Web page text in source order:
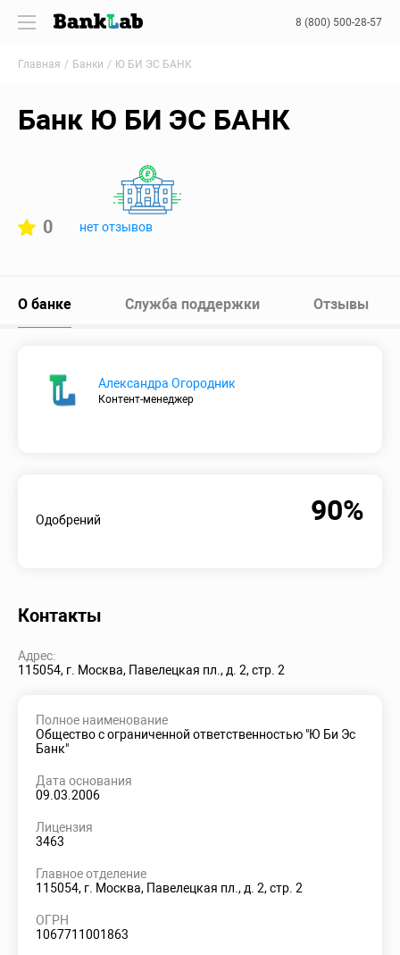
8 (800) 500-28-57
Главная Банки Ю БИ ЭС БАНК
Банк Ю БИ ЭС БАНК
0 нет отзывов
О банке Служба поддержки Отзывы
Александра Огородник
Контент-менеджер
Одобрений 90%
Контакты
Адрес:
115054, г. Москва, Павелецкая пл., д. 2, стр. 2
Полное наименование
Общество с ограниченной ответственностью "Ю Би Эс
Банк"
Дата основания
09.03.2006
Лицензия
3463
Главное отделение
115054, г. Москва, Павелецкая пл., д. 2, стр. 2
ОГРН
1067711001863